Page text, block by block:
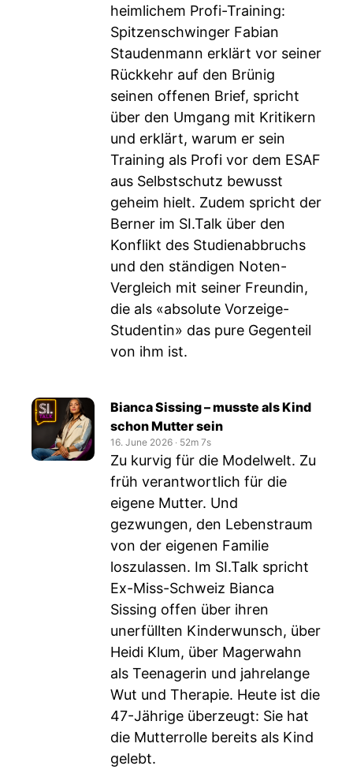
heimlichem Profi-Training:
Spitzenschwinger Fabian
Staudenmann erklärt vor seiner
Rückkehr auf den Brünig
seinen offenen Brief, spricht
über den Umgang mit Kritikern
und erklärt, warum er sein
Training als Profi vor dem ESAF
aus Selbstschutz bewusst
geheim hielt. Zudem spricht der
Berner im SI.Talk über den
Konflikt des Studienabbruchs
und den ständigen Noten-
Vergleich mit seiner Freundin,
die als «absolute Vorzeige-
Studentin» das pure Gegenteil
von ihm ist.
Bianca Sissing – musste als Kind
schon Mutter sein
16. June 2026 ‧ 52m 7s
Zu kurvig für die Modelwelt. Zu
früh verantwortlich für die
eigene Mutter. Und
gezwungen, den Lebenstraum
von der eigenen Familie
loszulassen. Im SI.Talk spricht
Ex-Miss-Schweiz Bianca
Sissing offen über ihren
unerfüllten Kinderwunsch, über
Heidi Klum, über Magerwahn
als Teenagerin und jahrelange
Wut und Therapie. Heute ist die
47-Jährige überzeugt: Sie hat
die Mutterrolle bereits als Kind
gelebt.